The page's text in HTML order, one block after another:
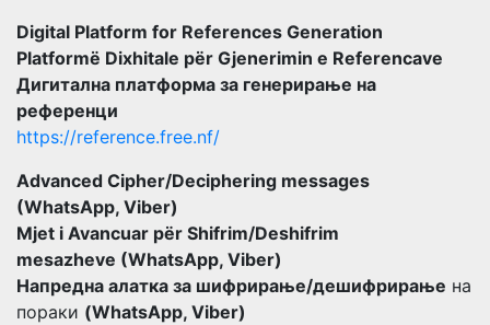
Digital Platform for References Generation
Platformë Dixhitale për Gjenerimin e Referencave
Дигитална платформа за генерирање на
референци
https://reference.free.nf/
Advanced Cipher/Deciphering messages
(WhatsApp, Viber)
Mjet i Avancuar për Shifrim/Deshifrim
mesazheve (WhatsApp, Viber)
Напредна алатка за шифрирање/дешифрирање на
пораки (WhatsApp, Viber)